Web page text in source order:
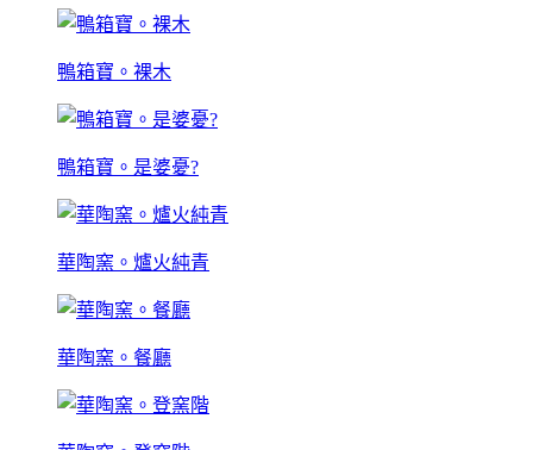
鴨箱寶。裸木
鴨箱寶。是婆憂?
華陶窯。爐火純青
華陶窯。餐廳